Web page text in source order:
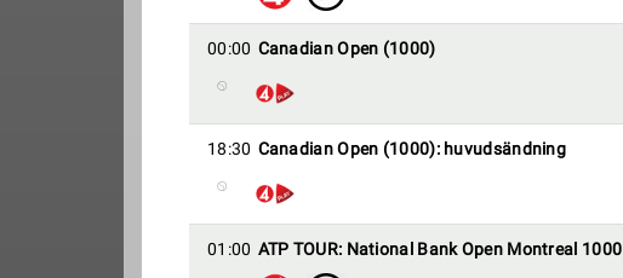
00:00 Canadian Open (1000)
18:30 Canadian Open (1000): huvudsändning
01:00 ATP TOUR: National Bank Open Montreal 1000